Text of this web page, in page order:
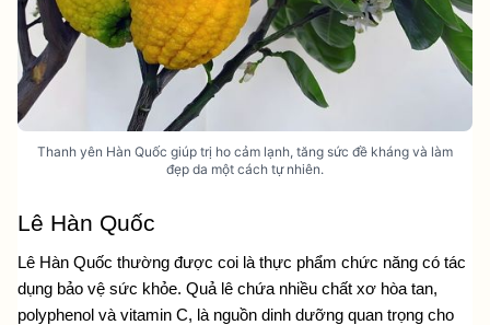
Thanh yên Hàn Quốc giúp trị ho cảm lạnh, tăng sức đề kháng và làm
đẹp da một cách tự nhiên.
Lê Hàn Quốc
Lê Hàn Quốc thường được coi là thực phẩm chức năng có tác
dụng bảo vệ sức khỏe. Quả lê chứa nhiều chất xơ hòa tan,
polyphenol và vitamin C, là nguồn dinh dưỡng quan trọng cho